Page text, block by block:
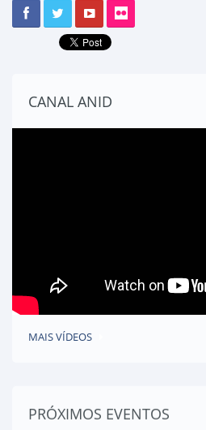
CANAL ANID
MAIS VÍDEOS
PRÓXIMOS EVENTOS